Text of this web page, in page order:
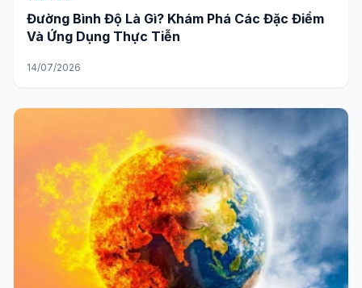
Đường Bình Độ Là Gì? Khám Phá Các Đặc Điểm
Và Ứng Dụng Thực Tiễn
14/07/2026